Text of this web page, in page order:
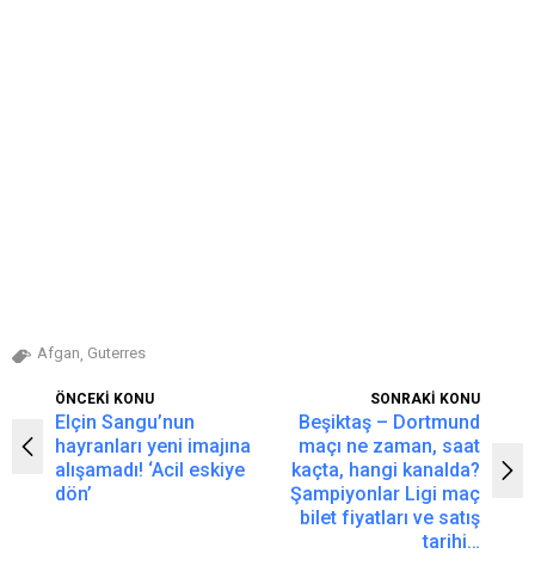
Afgan, Guterres
ÖNCEKİ KONU
Elçin Sangu’nun
hayranları yeni imajına
alışamadı! ‘Acil eskiye
dön’
SONRAKİ KONU
Beşiktaş – Dortmund
maçı ne zaman, saat
kaçta, hangi kanalda?
Şampiyonlar Ligi maç
bilet fiyatları ve satış
tarihi…